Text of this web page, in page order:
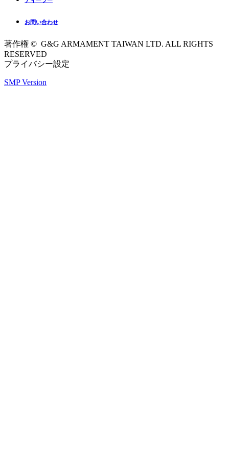
お問い合わせ
著作権 © G&G ARMAMENT TAIWAN LTD. ALL RIGHTS
RESERVED
プライバシー設定
SMP Version